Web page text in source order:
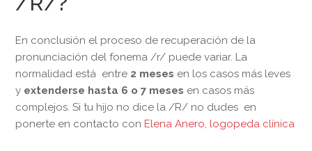
En conclusión el proceso de recuperación de la
pronunciación del fonema /r/ puede variar. La
normalidad está entre 2 meses en los casos más leves
y extenderse hasta 6 o 7 meses en casos más
complejos. Si tu hijo no dice la /R/ no dudes en
ponerte en contacto con Elena Anero, logopeda clínica